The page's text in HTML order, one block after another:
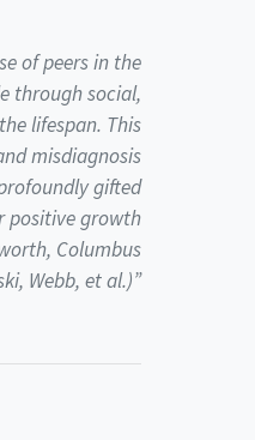
of peers in the
through social,
lifespan. This
misdiagnosis
gifted
positive growth
Columbus
Webb, et al.)”